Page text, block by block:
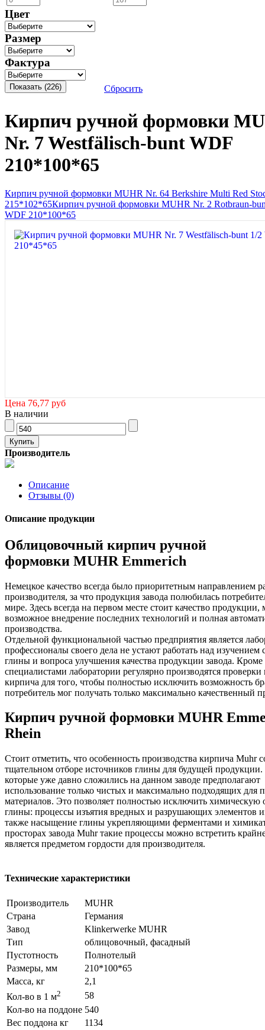
Кирпич ручной формовки
Nr. 7 Westfälisch-bunt WDF
210*100*65
Кирпич ручной формовки MUHR Nr. 64 Berkshire Multi Red
215*102*65Кирпич ручной формовки MUHR Nr. 2 Rotbraun-
WDF 210*100*65
Цена 76,77 руб
В наличии
Производитель
Описание
Отзывы (0)
Описание продукции
Облицовочный кирпич ручной
формовки MUHR Emmerich
Немецкое качество всегда было приоритетным направлением
производителя, за что продукция завода полюбилась
мире. Здесь всегда на первом месте стоит качество продукции,
возможное внедрение последних технологий и полная
производства.
Отдельной функциональной частью предприятия является
профессионалы своего дела не устают работать над изучением
глины и вопроса улучшения качества продукции завода. Кроме
специалистами лаборатории регулярно производятся проверки
кирпича для того, чтобы полностью исключить возможность
потребитель мог получать только максимально качественный
Кирпич ручной формовки MUHR
Rhein
Стоит отметить, что особенность производства кирпича Muhr
тщательном отборе источников глины для будущей
которые уже давно сложились на данном заводе предполагают
использование только чистых и максимально подходящих для
материалов. Это позволяет полностью исключить химическую
глины: процессы изъятия вредных и разрушающих элементов
также насыщение глины укрепляющими ферментами и
просторах завода Muhr такие процессы можно встретить
является предметом гордости для производителя.
Технические характеристики
Производитель
MUHR
Страна
Германия
Завод
Klinkerwerke MUHR
Тип
облицовочный, фасадный
Пустотность
Полнотелый
Размеры, мм
210*100*65
Масса, кг
2,1
Кол-во в 1 м2
58
Кол-во на поддоне 540
Вес поддона кг
1134
Цвет
Размер
Фактура
Сбросить